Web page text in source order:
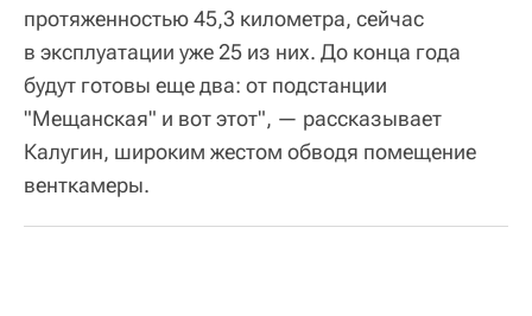
протяженностью 45,3 километра, сейчас
в эксплуатации уже 25 из них. До конца года
будут готовы еще два: от подстанции
"Мещанская" и вот этот", — рассказывает
Калугин, широким жестом обводя помещение
венткамеры.